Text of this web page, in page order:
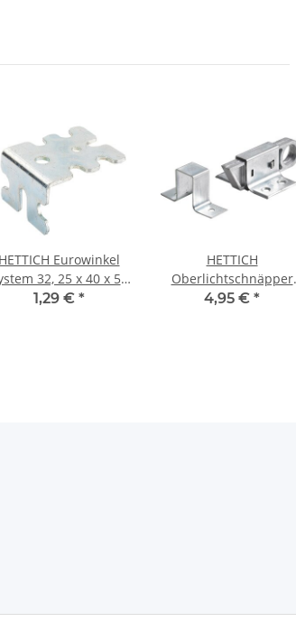
HETTICH Eurowinkel
32, 25 x 40 x 50
x 2 mm, Stahl verzinkt
1,29 € *
HETTICH
Oberlichtschnäpper
inkl. Schrauben, 25 x 49
4,95 € *